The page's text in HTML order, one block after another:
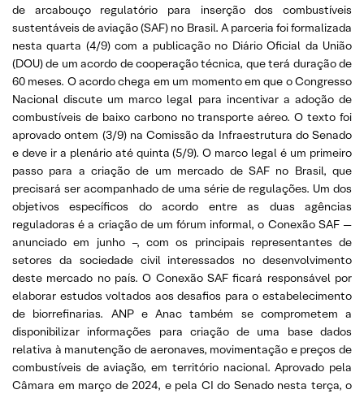
de arcabouço regulatório para inserção dos combustíveis
sustentáveis de aviação (SAF) no Brasil. A parceria foi formalizada
nesta quarta (4/9) com a publicação no Diário Oficial da União
(DOU) de um acordo de cooperação técnica, que terá duração de
60 meses. O acordo chega em um momento em que o Congresso
Nacional discute um marco legal para incentivar a adoção de
combustíveis de baixo carbono no transporte aéreo. O texto foi
aprovado ontem (3/9) na Comissão da Infraestrutura do Senado
e deve ir a plenário até quinta (5/9). O marco legal é um primeiro
passo para a criação de um mercado de SAF no Brasil, que
precisará ser acompanhado de uma série de regulações. Um dos
objetivos específicos do acordo entre as duas agências
reguladoras é a criação de um fórum informal, o Conexão SAF —
anunciado em junho –, com os principais representantes de
setores da sociedade civil interessados no desenvolvimento
deste mercado no país. O Conexão SAF ficará responsável por
elaborar estudos voltados aos desafios para o estabelecimento
de biorrefinarias. ANP e Anac também se comprometem a
disponibilizar informações para criação de uma base dados
relativa à manutenção de aeronaves, movimentação e preços de
combustíveis de aviação, em território nacional. Aprovado pela
Câmara em março de 2024, e pela CI do Senado nesta terça, o